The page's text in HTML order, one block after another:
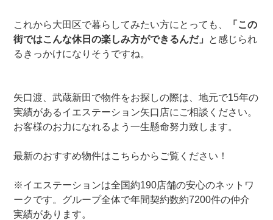
これから大田区で暮らしてみたい方にとっても、
「この
街ではこんな休日の楽しみ方ができるんだ」 と感じられ
るきっかけになりそうですね。
矢口渡、武蔵新田で物件をお探しの際は、地元で15年の
実績があるイエステーション矢口店にご相談ください。
お客様のお力になれるよう一生懸命努力致します。
最新のおすすめ物件はこちらからご覧ください！
※イエステーションは全国約190店舗の安心のネットワ
ークです。グループ全体で年間契約数約7200件の仲介
実績があります。